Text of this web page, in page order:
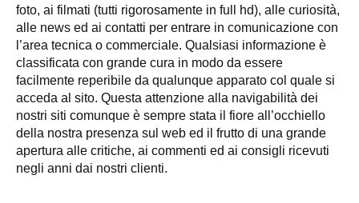
foto, ai filmati (tutti rigorosamente in full hd), alle curiosità,
alle news ed ai contatti per entrare in comunicazione con
l’area tecnica o commerciale. Qualsiasi informazione è
classificata con grande cura in modo da essere
facilmente reperibile da qualunque apparato col quale si
acceda al sito. Questa attenzione alla navigabilità dei
nostri siti comunque è sempre stata il fiore all’occhiello
della nostra presenza sul web ed il frutto di una grande
apertura alle critiche, ai commenti ed ai consigli ricevuti
negli anni dai nostri clienti.